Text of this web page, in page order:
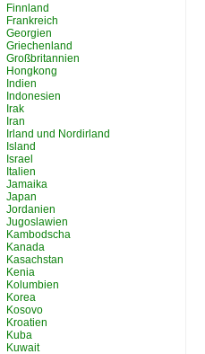
Finnland
Frankreich
Georgien
Griechenland
Großbritannien
Hongkong
Indien
Indonesien
Irak
Iran
Irland und Nordirland
Island
Israel
Italien
Jamaika
Japan
Jordanien
Jugoslawien
Kambodscha
Kanada
Kasachstan
Kenia
Kolumbien
Korea
Kosovo
Kroatien
Kuba
Kuwait